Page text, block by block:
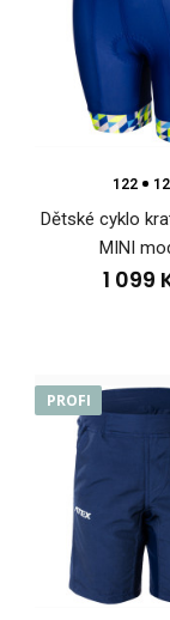
Dětské
který
Dětské
122
Dětské cyklo
MINI
1 099
PROFI